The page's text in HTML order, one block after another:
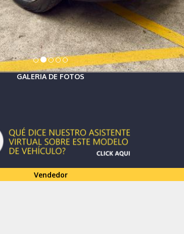
GALERIA DE FOTOS
Vendedor